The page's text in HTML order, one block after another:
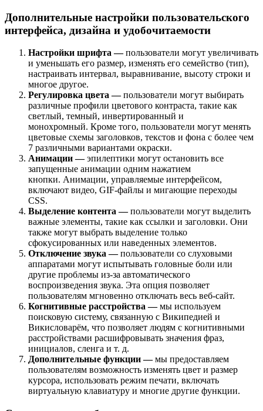
Дополнительные настройки пользовательского
интерфейса, дизайна и удобочитаемости
Настройки шрифта —пользователи могут увеличивать
и уменьшать его размер, изменять его семейство (тип),
настраивать интервал, выравнивание, высоту строки и
многое другое.
Регулировка цвета —пользователи могут выбирать
различные профили цветового контраста, такие как
светлый, темный, инвертированный и
монохромный. Кроме того, пользователи могут менять
цветовые схемы заголовков, текстов и фона с более чем
7 различными вариантами окраски.
Анимации —эпилептики могут остановить все
запущенные анимации одним нажатием
кнопки. Анимации, управляемые интерфейсом,
включают видео, GIF-файлы и мигающие переходы
CSS.
Выделение контента —пользователи могут выделить
важные элементы, такие как ссылки и заголовки. Они
также могут выбрать выделение только
сфокусированных или наведенных элементов.
Отключение звука —пользователи со слуховыми
аппаратами могут испытывать головные боли или
другие проблемы из-за автоматического
воспроизведения звука. Эта опция позволяет
пользователям мгновенно отключать весь веб-сайт.
Когнитивные расстройства —мы используем
поисковую систему, связанную с Википедией и
Викисловарём, что позволяет людям с когнитивными
расстройствами расшифровывать значения фраз,
инициалов, сленга и т. д.
Дополнительные функции —мы предоставляем
пользователям возможность изменять цвет и размер
курсора, использовать режим печати, включать
виртуальную клавиатуру и многие другие функции.